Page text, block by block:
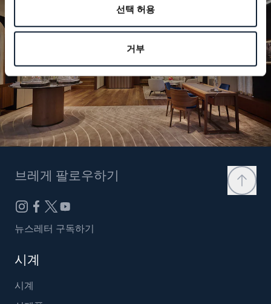
선택 허용
거부
브레게 팔로우하기
뉴스레터 구독하기
시계
시계